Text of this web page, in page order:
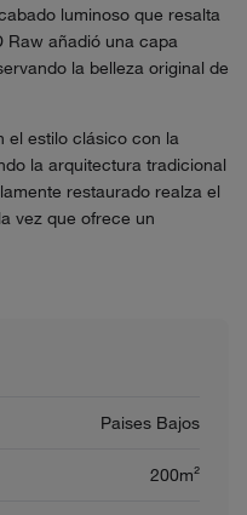
luminoso que resalta
Raw añadió una capa
la belleza original de
el estilo clásico con la
la arquitectura tradicional
restaurado realza el
vez que ofrece un
Paises Bajos
200m²